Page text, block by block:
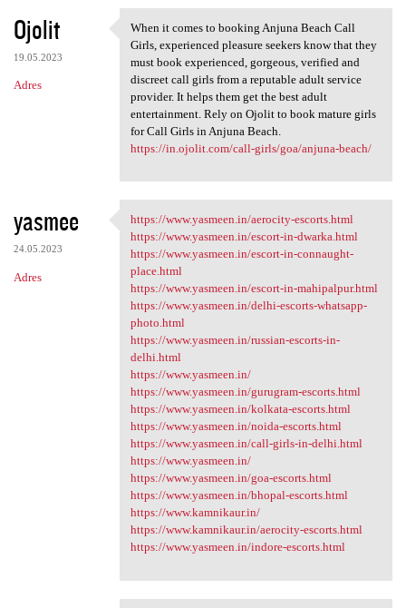
Ojolit
19.05.2023
Adres
When it comes to booking
When it comes to booking Anjuna Beach Call
Girls, experienced pleasure seekers know that they
must book experienced, gorgeous, verified and
discreet call girls from a reputable adult service
provider. It helps them get the best adult
entertainment. Rely on Ojolit to book mature girls
for Call Girls in Anjuna Beach.
https://in.ojolit.com/call-girls/goa/anjuna-beach/
yasmee
24.05.2023
Adres
https://www.yasmeen.in
https://www.yasmeen.in/aerocity-escorts.html
https://www.yasmeen.in/escort-in-dwarka.html
https://www.yasmeen.in/escort-in-connaught-
place.html
https://www.yasmeen.in/escort-in-mahipalpur.html
https://www.yasmeen.in/delhi-escorts-whatsapp-
photo.html
https://www.yasmeen.in/russian-escorts-in-
delhi.html
https://www.yasmeen.in/
https://www.yasmeen.in/gurugram-escorts.html
https://www.yasmeen.in/kolkata-escorts.html
https://www.yasmeen.in/noida-escorts.html
https://www.yasmeen.in/call-girls-in-delhi.html
https://www.yasmeen.in/
https://www.yasmeen.in/goa-escorts.html
https://www.yasmeen.in/bhopal-escorts.html
https://www.kamnikaur.in/
https://www.kamnikaur.in/aerocity-escorts.html
https://www.yasmeen.in/indore-escorts.html